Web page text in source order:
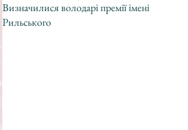
Визначилися володарі премії імені
Рильського